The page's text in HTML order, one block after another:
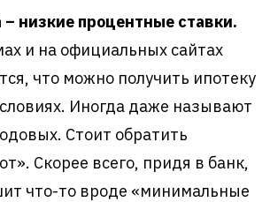
– низкие процентные ставки.
и на официальных сайтах
что можно получить ипотеку
Иногда даже называют
Стоит обратить
Скорее всего, придя в банк,
что-то вроде «минимальные